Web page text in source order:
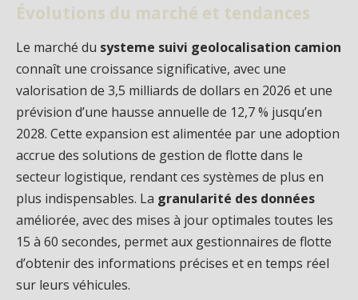
Évolutions du marché et tendances
Le marché du systeme suivi geolocalisation camion
connaît une croissance significative, avec une
valorisation de 3,5 milliards de dollars en 2026 et une
prévision d’une hausse annuelle de 12,7 % jusqu’en
2028. Cette expansion est alimentée par une adoption
accrue des solutions de gestion de flotte dans le
secteur logistique, rendant ces systèmes de plus en
plus indispensables. La granularité des données
améliorée, avec des mises à jour optimales toutes les
15 à 60 secondes, permet aux gestionnaires de flotte
d’obtenir des informations précises et en temps réel
sur leurs véhicules.